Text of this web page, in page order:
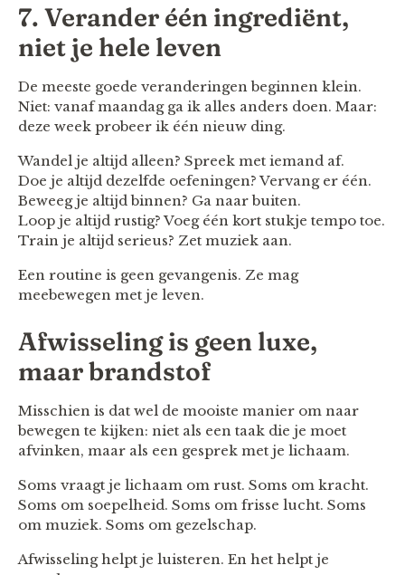
7. Verander één ingrediënt,
niet je hele leven
De meeste goede veranderingen beginnen klein.
Niet: vanaf maandag ga ik alles anders doen. Maar:
deze week probeer ik één nieuw ding.
Wandel je altijd alleen? Spreek met iemand af.
Doe je altijd dezelfde oefeningen? Vervang er één.
Beweeg je altijd binnen? Ga naar buiten.
Loop je altijd rustig? Voeg één kort stukje tempo toe.
Train je altijd serieus? Zet muziek aan.
Een routine is geen gevangenis. Ze mag
meebewegen met je leven.
Afwisseling is geen luxe,
maar brandstof
Misschien is dat wel de mooiste manier om naar
bewegen te kijken: niet als een taak die je moet
afvinken, maar als een gesprek met je lichaam.
Soms vraagt je lichaam om rust. Soms om kracht.
Soms om soepelheid. Soms om frisse lucht. Soms
om muziek. Soms om gezelschap.
Afwisseling helpt je luisteren. En het helpt je